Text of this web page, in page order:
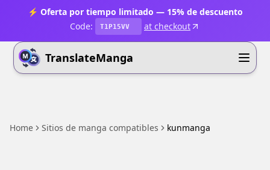
⚡ Oferta por tiempo limitado — 15% de descuento
Code:
T1P15VV at checkout
TranslateManga
Home Sitios de manga compatibles kunmanga